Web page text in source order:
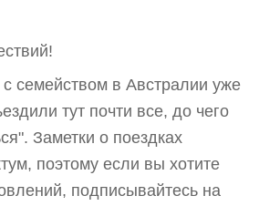
семейством в Австралии уже
тут почти все, до чего
Заметки о поездках
поэтому если вы хотите
подписывайтесь на